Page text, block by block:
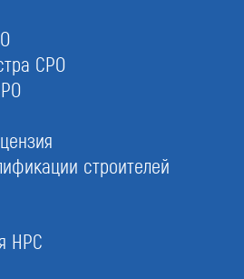
СРО
строителей
НРС
— внести в
в Электростали
гидрометеоролога и
специалисты